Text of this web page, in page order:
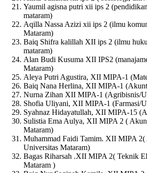
Yaumil agisna putri xii ips 2
mataram)
Aqilla Nassa Azizi xii ips 2 (ilmu
Mataram)
Baiq Shifra kalillah XII ips 2 (ilmu
mataram)
Alan Budi Kusuma XII IPS2
Mataram)
Aleya Putri Agustira, XII MIPA-1
Baiq Nana Herlina, XII MIPA-1
Nurna Zihan XII MIPA-1 (Agribisnis/
Shofia Uliyani, XII MIPA-1 (Farmasi/
Syahnaz Hidayatullah, XII MIPA-15
Sulistia Ema Aulya, XII MIPA 2 (
Mataram)
Muhammad Faidi Tamim. XII MIPA 2(
Universitas Mataram)
Bagas Riharsah .XII MIPA 2( Teknik
Mataram )